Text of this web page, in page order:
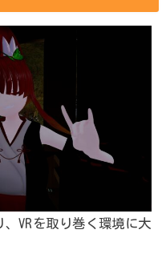
VRを取り巻く環境に大